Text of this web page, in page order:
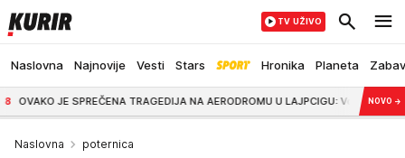
Naslovna Najnovije Vesti Stars Hronika Planeta
TV UŽIVO
JE SPREČENA TRAGEDIJA NA AERODROMU U LAJPCIGU: Vozač autobusa
NOVO →
Naslovna poternica